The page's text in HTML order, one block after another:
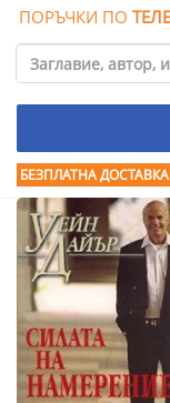
ПОРЪЧКИ ПО
БЕЗПЛАТНА